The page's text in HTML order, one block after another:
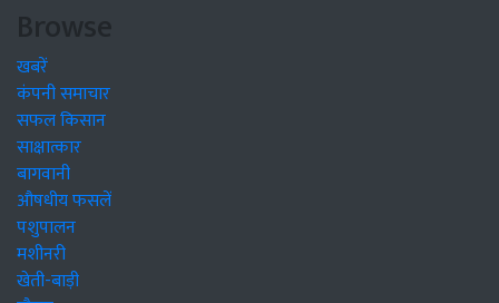
Browse
खबरें
कंपनी समाचार
सफल किसान
साक्षात्कार
बागवानी
औषधीय फसलें
पशुपालन
मशीनरी
खेती-बाड़ी